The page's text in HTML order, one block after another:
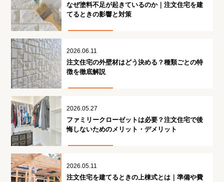
なぜ塗料不足が起きているのか｜注文住宅を建
てるときの影響と対策
2026.06.11
注文住宅の外壁材はどう決める？種類ごとの特
徴を徹底解説
2026.05.27
ファミリークローゼットは必要？注文住宅で後
悔しないためのメリット・デメリット
2026.05.11
注文住宅を建てるときの上棟式とは｜準備や費